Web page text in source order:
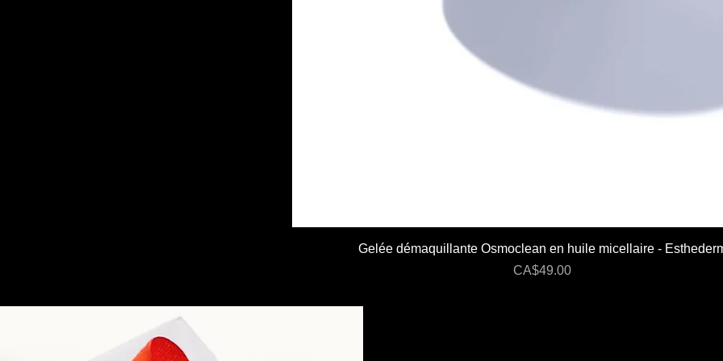
Gelée démaquillante Osmoclean en huile micellaire -
Price
CA$49.00